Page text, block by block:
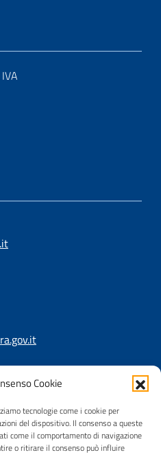
Cookie
tecnologie come i cookie per
del dispositivo. Il consenso a queste
come il comportamento di navigazione
o ritirare il consenso può influire